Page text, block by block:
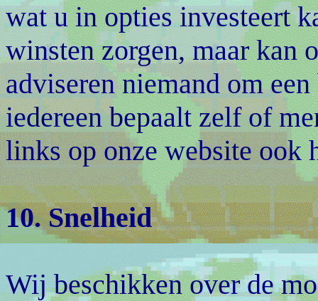
wat u in opties investeert
winsten zorgen, maar kan
adviseren niemand om
iedereen bepaalt zelf of
links op onze website ook
10. Snelheid
Wij beschikken over de